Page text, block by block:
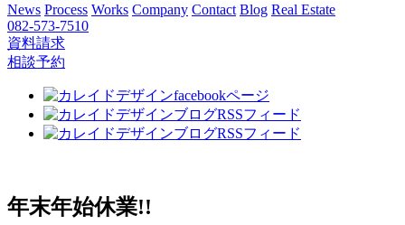
News Process Works Company Contact Blog Real Estate
082-573-7510
資料請求
相談予約
年末年始休業!!